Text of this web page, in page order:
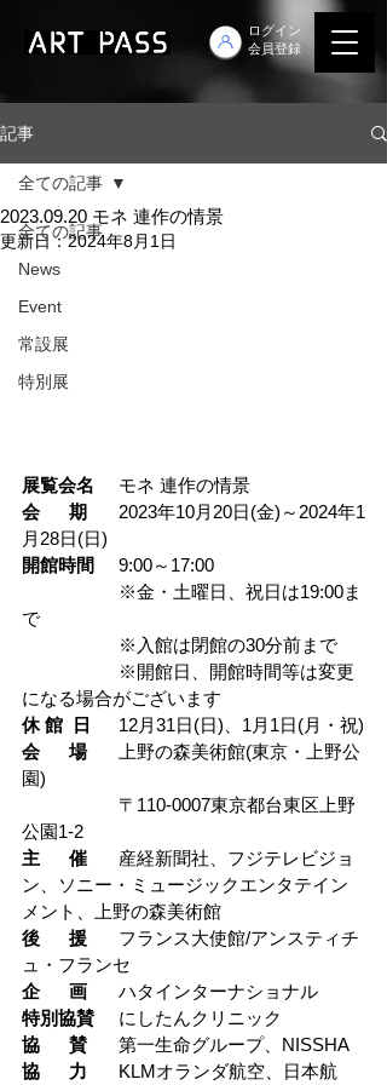
ログイン
会員登録
記事
全ての記事
News
Event
常設展
特別展
全ての記事
2023.09.20 モネ 連作の情景
更新日：2024年8月1日
展覧会名
	モネ 連作の情景
会      期
月28日(日)
開館時間
	9:00～17:00
で
		※入館は閉館の30分前まで
になる場合がございます
休 館  日
	12月31日(日)、1月1日(月・祝)
会      場
	上野の森美術館(東京・上野公
園)
公園1-2
主      催
ン、ソニー・ミュージックエンタテイン
メント、上野の森美術館
後      援
ュ・フランセ
企      画
	ハタインターナショナル
特別協賛
	にしたんクリニック
協      賛
	第一生命グループ、NISSHA
協      力